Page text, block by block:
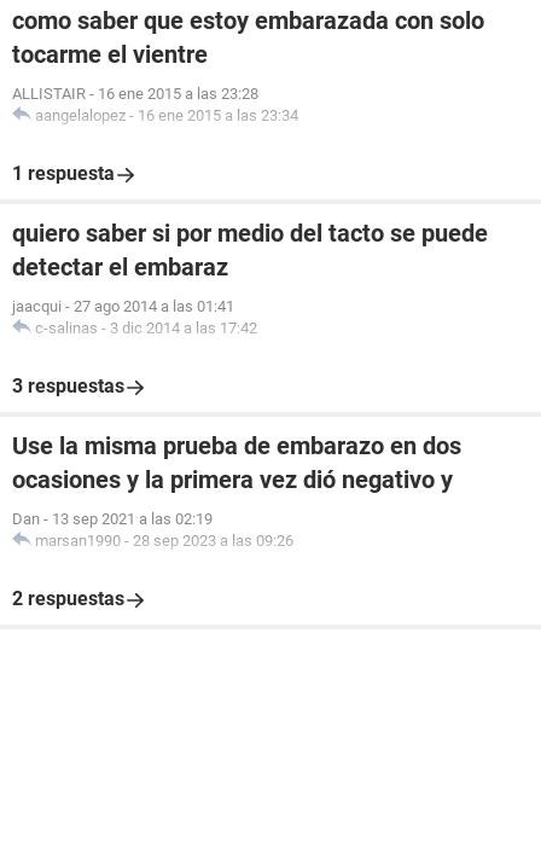
como saber que estoy embarazada con solo
tocarme el vientre
ALLISTAIR - 16 ene 2015 a las 23:28
aangelalopez - 16 ene 2015 a las 23:34
1 respuesta
quiero saber si por medio del tacto se puede
detectar el embaraz
jaacqui - 27 ago 2014 a las 01:41
c-salinas - 3 dic 2014 a las 17:42
3 respuestas
Use la misma prueba de embarazo en dos
ocasiones y la primera vez dió negativo y
Dan - 13 sep 2021 a las 02:19
marsan1990 - 28 sep 2023 a las 09:26
2 respuestas